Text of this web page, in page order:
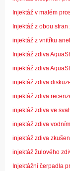
Injektáž v malém
Injektáž z obou stran
injektáž z vnitřku
Injektáž zdiva
injektáž zdiva
injektáž zdiva
injektáž zdiva
injektáž zdiva ve
injektáž zdiva
injektáž zdiva
injektáž žulového
Injektážní čerpadla